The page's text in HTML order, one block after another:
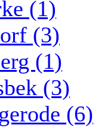
(1)
(3)
(1)
(3)
(6)